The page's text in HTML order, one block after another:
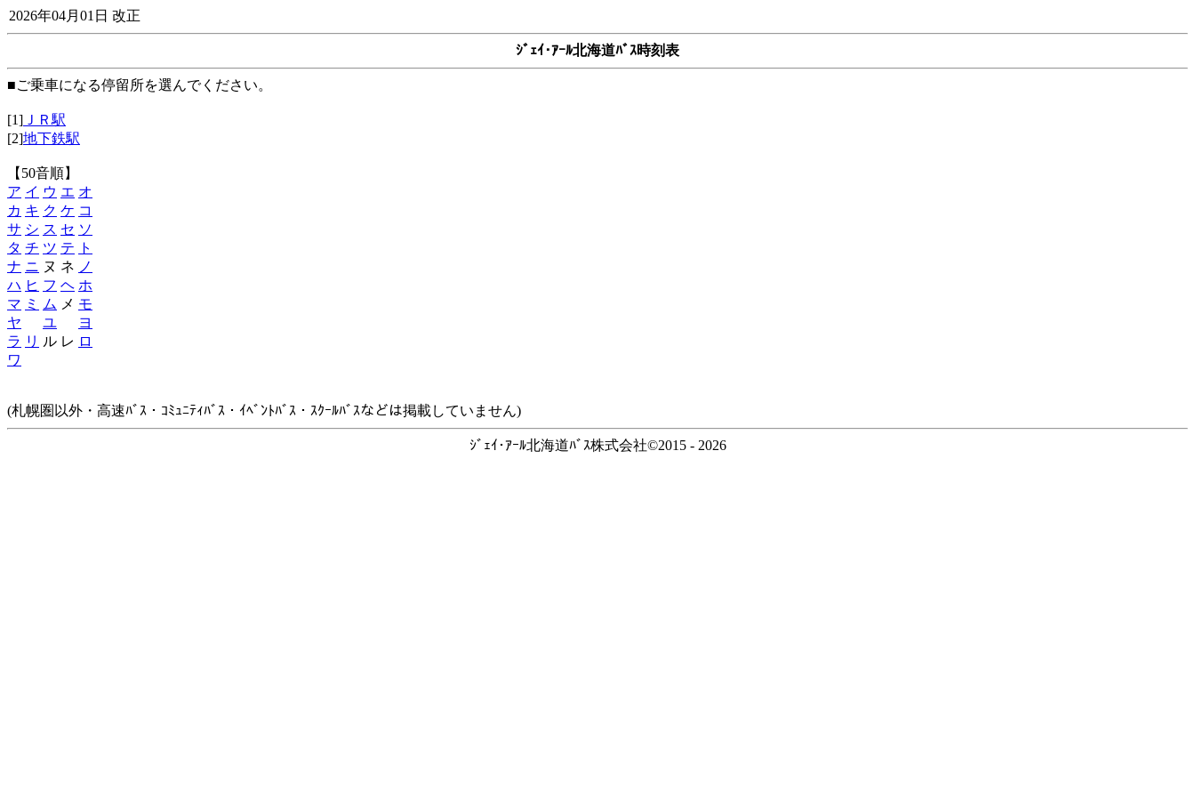
2026年04月01日 改正
ｼﾞｪｲ･ｱｰﾙ北海道ﾊﾞｽ時刻表
■ご乗車になる停留所を選んでください。
[1] ＪＲ駅
[2]地下鉄駅
【50音順】
ア イ ウ エ オ
カ キ ク ケ コ
サ シ ス セ ソ
タ チ ツ テ
ト
ナ ニ ヌ ネ ノ
ハ ヒ フ ヘ ホ
マ ミ ム メ モ
ヤ
ユ
ヨ
ラ リ ル レ ロ
ワ
(札幌圏以外・高速ﾊﾞｽ・ｺﾐｭﾆﾃｨﾊﾞｽ・ｲﾍﾞﾝﾄﾊﾞｽ・ｽｸｰﾙﾊﾞｽなどは掲載していません)
ｼﾞｪｲ･ｱｰﾙ北海道ﾊﾞｽ株式会社©2015 - 2026